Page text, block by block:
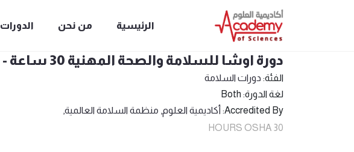
الرئيسية من نحن الدورات
دورة اوشا للسلامة والصحة المهنية 30 ساعة - (عن بعد)
الفئة: دورات السلامة
لغة الدورة: Both
Accredited By: أكاديمية العلوم, منظمة السلامة العالمية,
30 HOURS OSHA